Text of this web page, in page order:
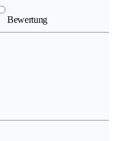
Bewertung